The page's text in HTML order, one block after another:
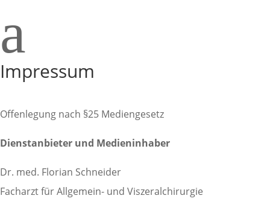
a
Impressum
Offenlegung nach §25 Mediengesetz
Dienstanbieter und Medieninhaber
Dr. med. Florian Schneider
Facharzt für Allgemein-­ und Viszeralchirurgie